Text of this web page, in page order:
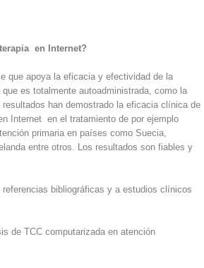
en Internet?
que apoya la eficacia y efectividad de la
es totalmente autoadministrada, como la
han demostrado la eficacia clínica de
Internet en el tratamiento de por ejemplo
primaria en países como Suecia,
entre otros. Los resultados son fiables y
bibliográficas y a estudios clínicos
de TCC computarizada en atención